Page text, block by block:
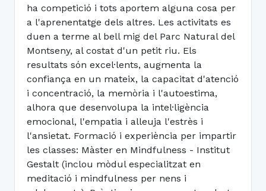
ha competició i tots aportem alguna cosa per
a l'aprenentatge dels altres. Les activitats es
duen a terme al bell mig del Parc Natural del
Montseny, al costat d'un petit riu. Els
resultats són excel·lents, augmenta la
confiança en un mateix, la capacitat d'atenció
i concentració, la memòria i l'autoestima,
alhora que desenvolupa la intel·ligència
emocional, l'empatia i alleuja l'estrès i
l'ansietat. Formació i experiència per impartir
les classes: Màster en Mindfulness - Institut
Gestalt (inclou mòdul especialitzat en
meditació i mindfulness per nens i